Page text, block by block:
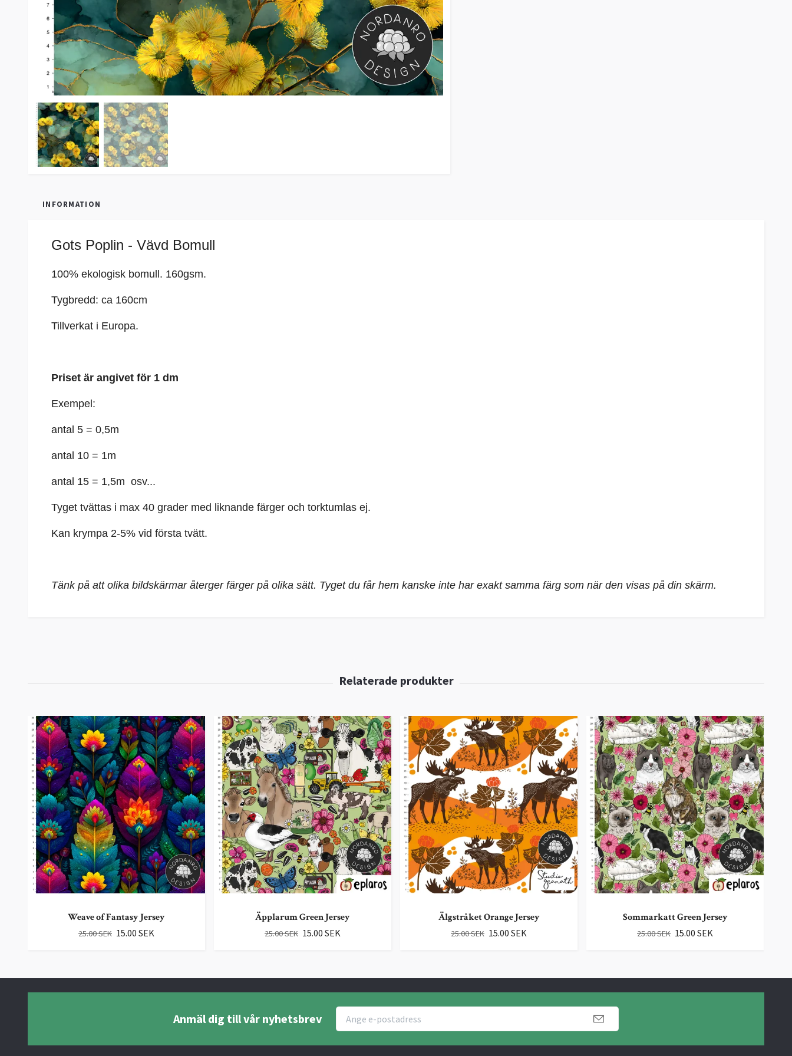
INFORMATION
Gots Poplin - Vävd Bomull
100% ekologisk bomull. 160gsm.
Tygbredd: ca 160cm
Tillverkat i Europa.
Priset är angivet för 1 dm
Exempel:
antal 5 = 0,5m
antal 10 = 1m
antal 15 = 1,5m osv...
Tyget tvättas i max 40 grader med liknande färger och torktumlas ej.
Kan krympa 2-5% vid första tvätt.
Tänk på att olika bildskärmar återger färger på olika sätt. Tyget du får hem kanske inte har exakt samma färg som när den visas på din skärm.
Weave of Fantasy Jersey
25.00 SEK 15.00 SEK
Äpplarum Green Jersey
25.00 SEK 15.00 SEK
Älgstråket Orange Jersey
25.00 SEK 15.00 SEK
Sommarkatt Green Jersey
25.00 SEK 15.00 SEK
Anmäl dig till vår nyhetsbrev